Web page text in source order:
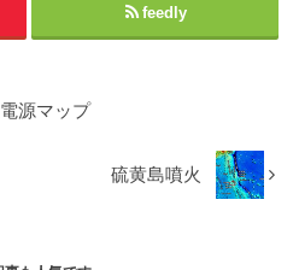
feedly
源マップ
硫黄島噴火